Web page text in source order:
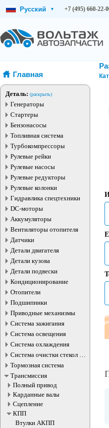
Русский ▾ +7 (495) 660-22-
Главная
Деталь: (раскрыть)
Генераторы
Стартеры
Бензонасосы
Топливная система
Турбокомпрессоры
Рулевые рейки
Рулевые насосы
Рулевые редукторы
Рулевые колонки
Гидравлика спецтехники
DC-моторы
Аккумуляторы
Вентиляторы отопителя
Датчики
Детали двигателя
Детали кузова
Детали подвески
Кондиционирование
Отопители
Подшипники
Приводные механизмы
Система зажигания
Система освещения
Система охлаждения
Система очистки стекол и
фар
Тормозная система
Трансмиссия
Полный привод
Карданные валы
Сцепление
КПП
Втулки АКПП